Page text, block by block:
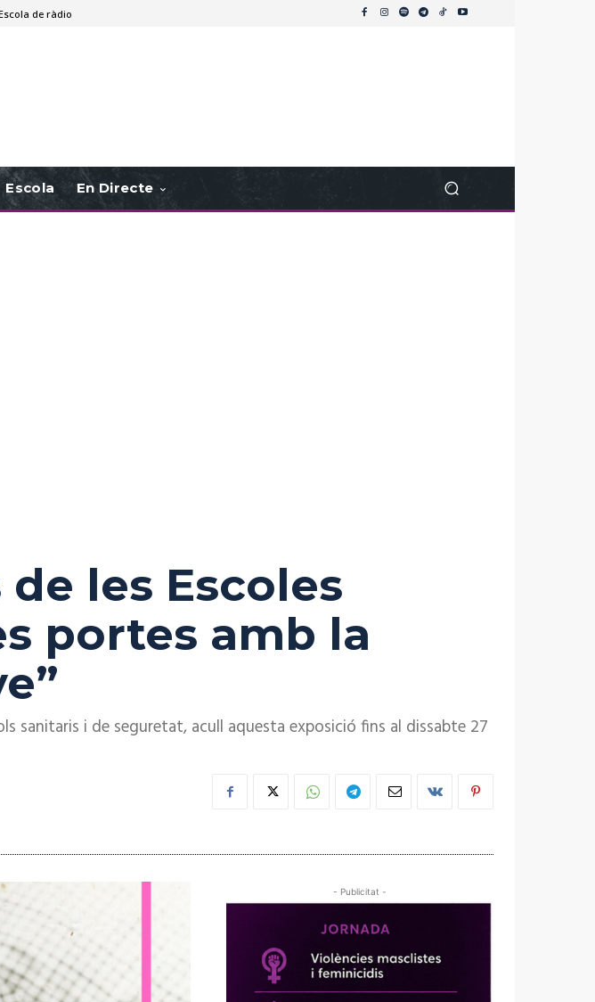
de ràdio
Escola En Directe
de les Escoles
portes amb la
sanitaris i de seguretat, acull aquesta exposició fins al dissabte 27
- Publicitat -